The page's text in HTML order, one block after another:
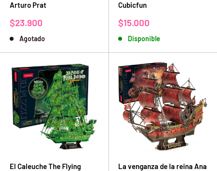
Arturo Prat
Precio
venta
$23.900
Agotado
Cubicfun
Precio
venta
$15.000
Disponible
El Caleuche The Flying
La venganza de la reina Ana